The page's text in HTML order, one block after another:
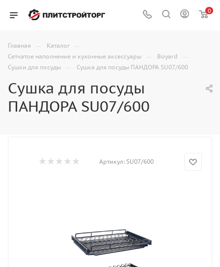
0
Главная — Каталог —
Сетчатое наполнение и кухонные аксессуары — Boyard —
Сушки для посуды — Сушка для посуды ПАНДОРА SU07/600
Сушка для посуды
ПАНДОРА SU07/600
Артикул: SU07/600